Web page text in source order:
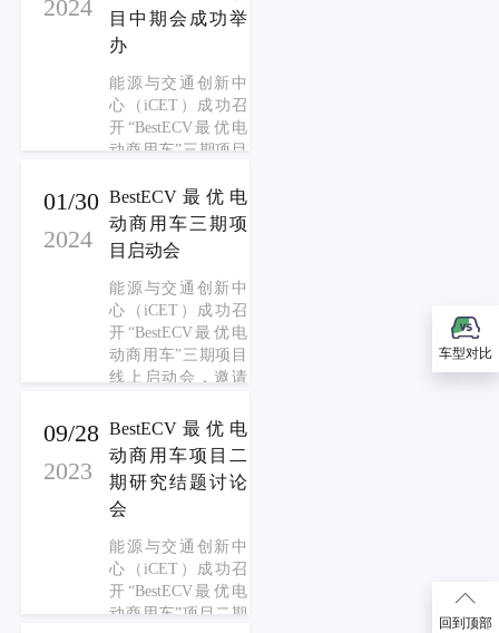
关键路径与创新实
践。
究机构的10余位专
家通过线上与线下
相结合的方式参与
了此次会议。会议
中，iCET对三期项
目的研究成果和调
研案例进行了全面
了专家们关于项目
完成情况的意见和
建议。同时，与会
专家还就项目的优
分析与探讨。
2024
目中期会成功举
办
能源与交通创新中
心（iCET）成功召
开“BestECV最优电
动商用车”三期项目
校、企业、行业组
织以及研究机构的
10余位专家以线上
及线下的形式参与
会议。iCET就三期
项目的研究进展及
调研结果向参会专
家进行了总结汇
报，认真听取了与
的意见与建议，并
与专家一起对项目
的下一步深入方向
进行了分析和探
讨。
01/30
2024
BestECV最优电
动商用车三期项
目启动会
能源与交通创新中
心（iCET）成功召
开“BestECV最优电
动商用车”三期项目
线上启动会，邀请
织以及研究机构的
专家参会。iCET对
三期项目工作计划
做了详细的介绍，
并与专家展开了深
09/28
2023
BestECV最优电
动商用车项目二
期研究结题讨论
会
能源与交通创新中
心（iCET）成功召
开“BestECV最优电
动商用车”项目二期
车型对比
回到顶部